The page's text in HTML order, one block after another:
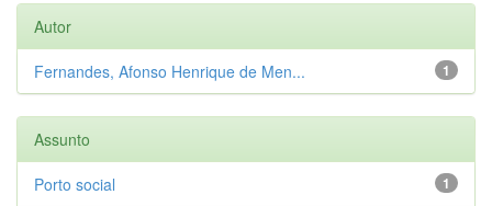
Autor
1
Fernandes, Afonso Henrique de Men...
Assunto
1
Porto social